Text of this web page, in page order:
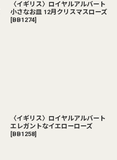
〈イギリス〉ロイヤルアルバート
小さなお皿 12月クリスマスローズ
[BB1274]
〈イギリス〉ロイヤルアルバート
エレガントなイエローローズ
[BB1258]